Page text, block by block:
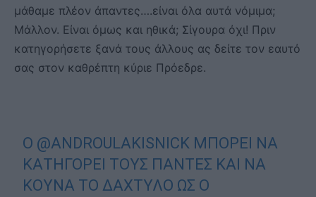
μάθαμε πλέον άπαντες….είναι όλα αυτά νόμιμα;
Μάλλον. Είναι όμως και ηθικά; Σίγουρα όχι! Πριν
κατηγορήσετε ξανά τους άλλους ας δείτε τον εαυτό
σας στον καθρέπτη κύριε Πρόεδρε.
Ο @ANDROULAKISNICK ΜΠΟΡΕΊ ΝΑ
ΚΑΤΗΓΟΡΕΊ ΤΟΥΣ ΠΆΝΤΕΣ ΚΑΙ ΝΑ
ΚΟΥΝΆ ΤΟ ΔΆΧΤΥΛΟ ΩΣ Ο